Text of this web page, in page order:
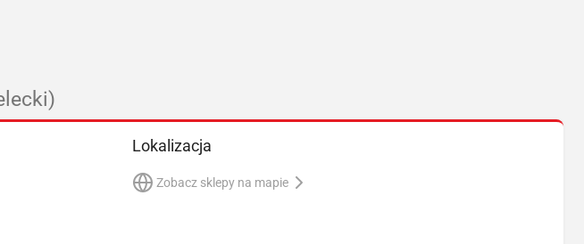
Lokalizacja
Zobacz sklepy na mapie